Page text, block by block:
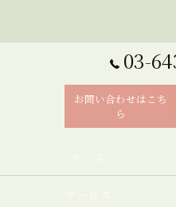
03-
お問い合わせはこち
ら